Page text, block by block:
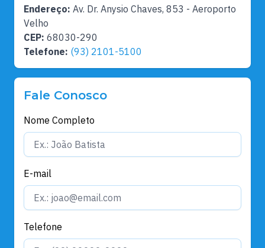
Endereço: Av. Dr. Anysio Chaves, 853 - Aeroporto
Velho
CEP: 68030-290
Telefone: (93) 2101-5100
Fale Conosco
Nome Completo
E-mail
Telefone